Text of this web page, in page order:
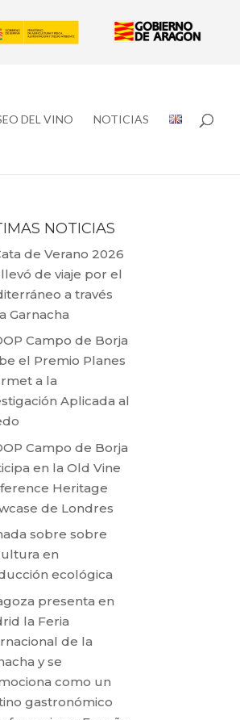
DEL VINO NOTICIAS
NOTICIAS
de Verano 2026
de viaje por el
a través
Garnacha
Campo de Borja
el Premio Planes
a la
Aplicada al
Campo de Borja
en la Old Vine
Heritage
de Londres
sobre sobre
en
ecológica
presenta en
la Feria
de la
y se
como un
gastronómico